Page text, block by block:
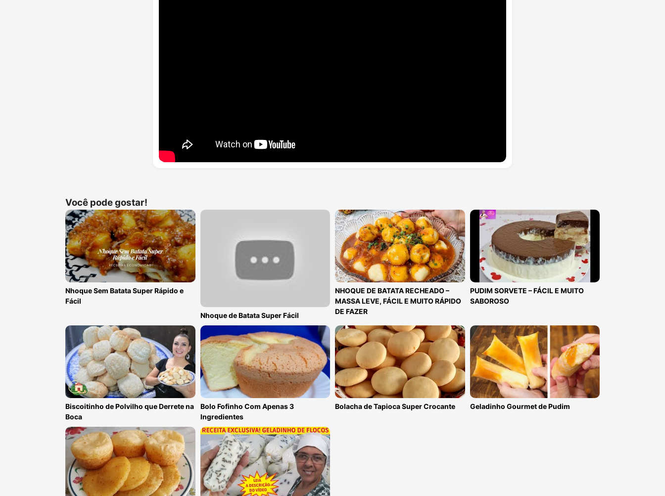
Você pode gostar!
Nhoque Sem Batata Super Rápido e
Fácil
Nhoque de Batata Super Fácil
NHOQUE DE BATATA RECHEADO –
MASSA LEVE, FÁCIL E MUITO RÁPIDO
DE FAZER
PUDIM SORVETE – FÁCIL E MUITO
SABOROSO
Biscoitinho de Polvilho que Derrete na
Boca
Bolo Fofinho Com Apenas 3
Ingredientes
Bolacha de Tapioca Super Crocante Geladinho Gourmet de Pudim